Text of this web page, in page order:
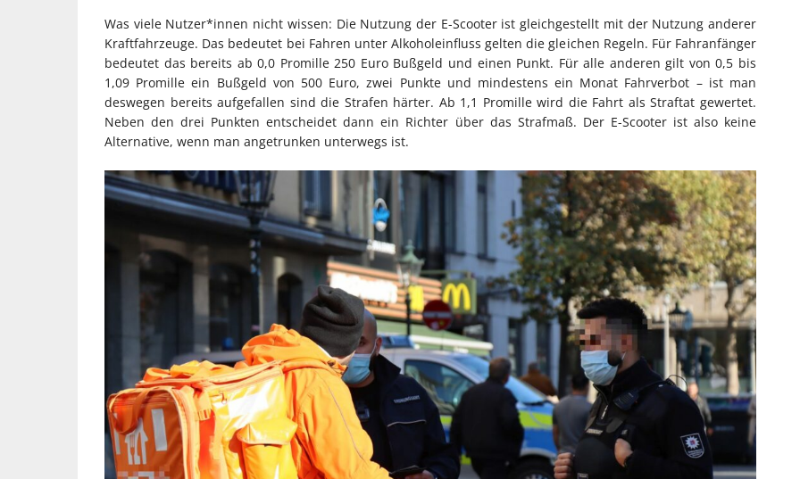
Was viele Nutzer*innen nicht wissen: Die Nutzung der E-Scooter ist gleichgestellt mit der Nutzung anderer
Kraftfahrzeuge. Das bedeutet bei Fahren unter Alkoholeinfluss gelten die gleichen Regeln. Für Fahranfänger
bedeutet das bereits ab 0,0 Promille 250 Euro Bußgeld und einen Punkt. Für alle anderen gilt von 0,5 bis
1,09 Promille ein Bußgeld von 500 Euro, zwei Punkte und mindestens ein Monat Fahrverbot – ist man
deswegen bereits aufgefallen sind die Strafen härter. Ab 1,1 Promille wird die Fahrt als Straftat gewertet.
Neben den drei Punkten entscheidet dann ein Richter über das Strafmaß. Der E-Scooter ist also keine
Alternative, wenn man angetrunken unterwegs ist.